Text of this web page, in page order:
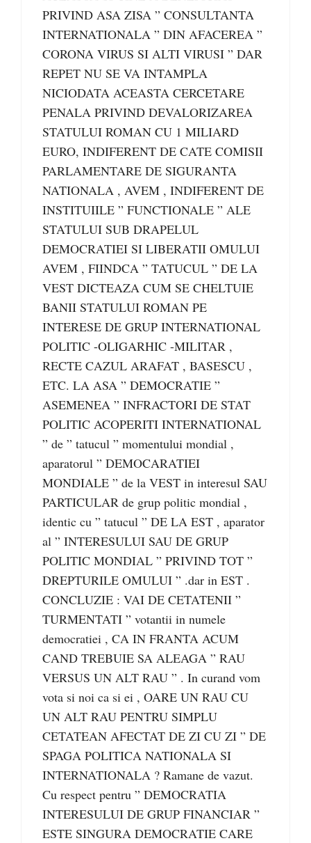
PRIVIND ASA ZISA ” CONSULTANTA
INTERNATIONALA ” DIN AFACEREA ”
CORONA VIRUS SI ALTI VIRUSI ” DAR
REPET NU SE VA INTAMPLA
NICIODATA ACEASTA CERCETARE
PENALA PRIVIND DEVALORIZAREA
STATULUI ROMAN CU 1 MILIARD
EURO, INDIFERENT DE CATE COMISII
PARLAMENTARE DE SIGURANTA
NATIONALA , AVEM , INDIFERENT DE
INSTITUIILE ” FUNCTIONALE ” ALE
STATULUI SUB DRAPELUL
DEMOCRATIEI SI LIBERATII OMULUI
AVEM , FIINDCA ” TATUCUL ” DE LA
VEST DICTEAZA CUM SE CHELTUIE
BANII STATULUI ROMAN PE
INTERESE DE GRUP INTERNATIONAL
POLITIC -OLIGARHIC -MILITAR ,
RECTE CAZUL ARAFAT , BASESCU ,
ETC. LA ASA ” DEMOCRATIE ”
ASEMENEA ” INFRACTORI DE STAT
POLITIC ACOPERITI INTERNATIONAL
” de ” tatucul ” momentului mondial ,
aparatorul ” DEMOCARATIEI
MONDIALE ” de la VEST in interesul SAU
PARTICULAR de grup politic mondial ,
identic cu ” tatucul ” DE LA EST , aparator
al ” INTERESULUI SAU DE GRUP
POLITIC MONDIAL ” PRIVIND TOT ”
DREPTURILE OMULUI ” .dar in EST .
CONCLUZIE : VAI DE CETATENII ”
TURMENTATI ” votantii in numele
democratiei , CA IN FRANTA ACUM
CAND TREBUIE SA ALEAGA ” RAU
VERSUS UN ALT RAU ” . In curand vom
vota si noi ca si ei , OARE UN RAU CU
UN ALT RAU PENTRU SIMPLU
CETATEAN AFECTAT DE ZI CU ZI ” DE
SPAGA POLITICA NATIONALA SI
INTERNATIONALA ? Ramane de vazut.
Cu respect pentru ” DEMOCRATIA
INTERESULUI DE GRUP FINANCIAR ”
ESTE SINGURA DEMOCRATIE CARE